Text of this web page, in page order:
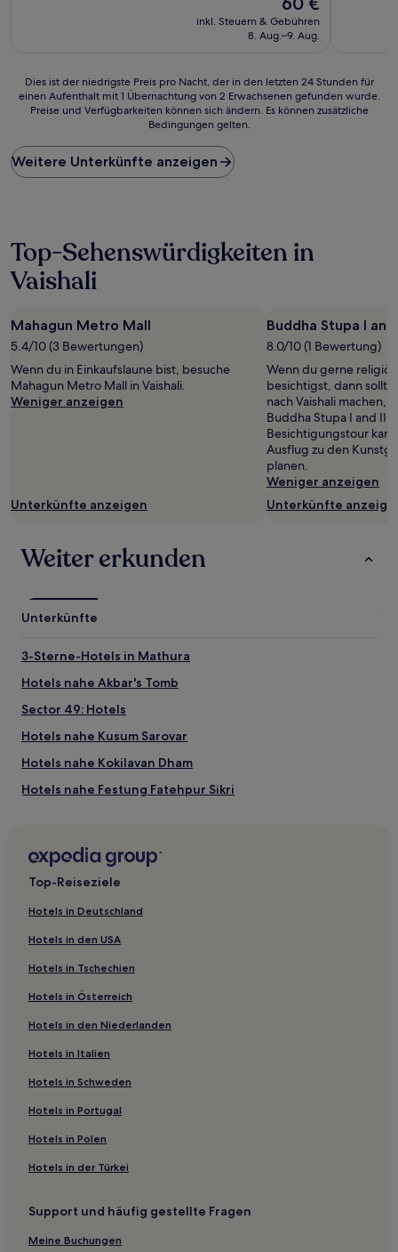
Preis
beträgt
inkl. Steuern & Gebühren
8. Aug.–9. Aug.
Dies
ist
Preis
pro
Nacht,
letzten
24 Stunden
für
einen
mit
1 Übernachtung
von
2 Erwachsenen
gefunden
wurde.
ändern.
Es
zusätzliche
Bedingungen
Dies ist der niedrigste Preis pro Nacht, der in den letzten 24 Stunden für
einen Aufenthalt mit 1 Übernachtung von 2 Erwachsenen gefunden wurde.
Preise und Verfügbarkeiten können sich ändern. Es können zusätzliche
Bedingungen gelten.
Weitere Unterkünfte anzeigen
Top-Sehenswürdigkeiten in
Vaishali
Mahagun Metro Mall
5.4/10 (3 Bewertungen)
Wenn du in Einkaufslaune bist, besuche
Mahagun Metro Mall in Vaishali.
Weniger anzeigen
Unterkünfte anzeigen
Buddha Stupa I and
8.0/10 (1 Bewertung)
Wenn du gerne
besichtigst, dann
nach Vaishali machen,
Buddha Stupa I and II.
Besichtigungstour
Ausflug zu den
planen.
Weniger anzeigen
Unterkünfte
Weiter erkunden
Unterkünfte
3-Sterne-Hotels in Mathura
Hotels nahe Akbar's Tomb
Sector 49: Hotels
Hotels nahe Kusum Sarovar
Hotels nahe Kokilavan Dham
Hotels nahe Festung Fatehpur Sikri
Aligarh: Hotels
Kaushambi: Hotels
Vaishali: Hotels
Hotels nahe Sri Krishna Janmabhoomi Temple Complex
Modinagar Hotels
Bulandshahr Hotels
Noida Hotels
Mathura Hotels
Rampur Hotels
Distrikt Etah: Hotels
Mat Hotels
Jaypee Greens Hotels
Top-Reiseziele
Hotels in Deutschland
Hotels in den USA
Hotels in Tschechien
Hotels in Österreich
Hotels in den Niederlanden
Hotels in Italien
Hotels in Schweden
Hotels in Portugal
Hotels in Polen
Hotels in der Türkei
Support und häufig gestellte Fragen
Meine Buchungen